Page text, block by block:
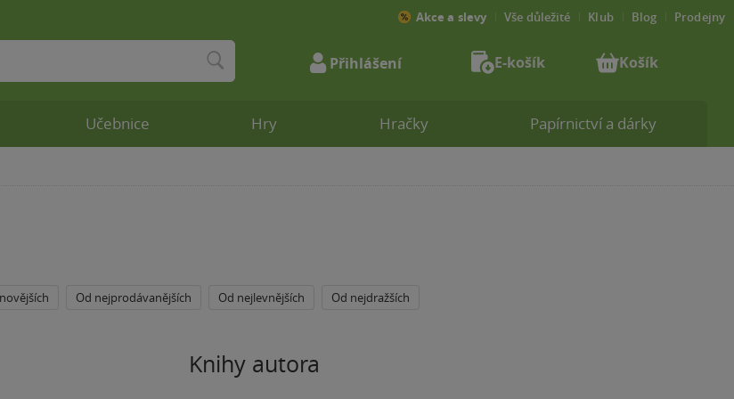
Od nejprodávanějších Od nejlevnějších Od nejdražších
Knihy autora
Učebnice Hry Hračky Papírnictví a dárky
Akce a slevy Vše důležité Klub Blog Prodejny
Přihlášení E-košík Košík